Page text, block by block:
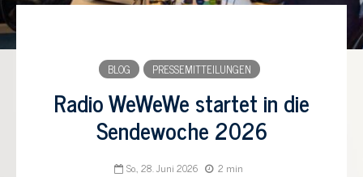
BLOG PRESSEMITTEILUNGEN
Radio WeWeWe startet in die
Sendewoche 2026
So., 28. Juni 2026 2 min